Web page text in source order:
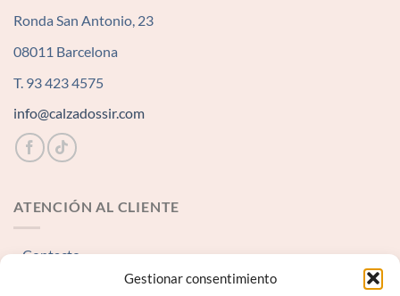
Gestionar consentimiento
Ronda San Antonio, 23
08011 Barcelona
T. 93 423 4575
info@calzadossir.com
ATENCIÓN AL CLIENTE
Contacto